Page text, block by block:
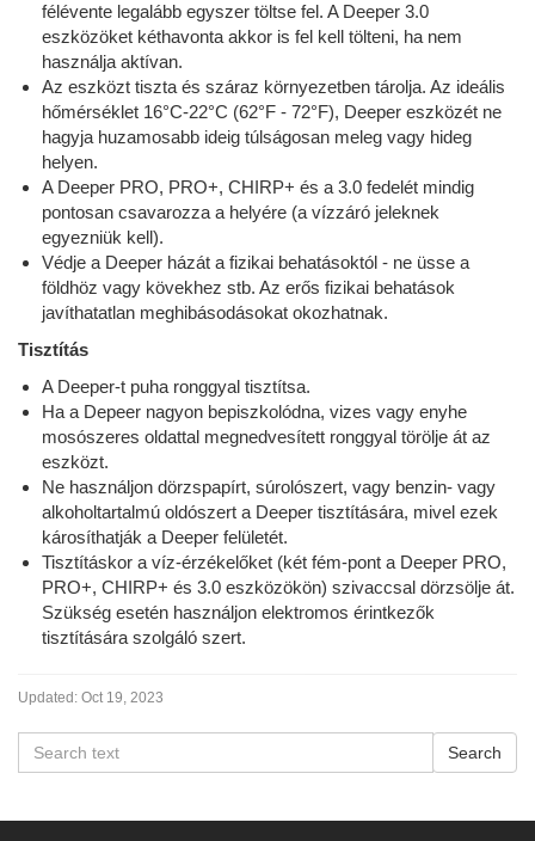
félévente legalább egyszer töltse fel. A Deeper 3.0
eszközöket kéthavonta akkor is fel kell tölteni, ha nem
használja aktívan.
Az eszközt tiszta és száraz környezetben tárolja. Az ideális
hőmérséklet 16°C-22°C (62°F - 72°F), Deeper eszközét ne
hagyja huzamosabb ideig túlságosan meleg vagy hideg
helyen.
A Deeper PRO, PRO+, CHIRP+ és a 3.0 fedelét mindig
pontosan csavarozza a helyére (a vízzáró jeleknek
egyezniük kell).
Védje a Deeper házát a fizikai behatásoktól - ne üsse a
földhöz vagy kövekhez stb. Az erős fizikai behatások
javíthatatlan meghibásodásokat okozhatnak.
Tisztítás
A Deeper-t puha ronggyal tisztítsa.
Ha a Depeer nagyon bepiszkolódna, vizes vagy enyhe
mosószeres oldattal megnedvesített ronggyal törölje át az
eszközt.
Ne használjon dörzspapírt, súrolószert, vagy benzin- vagy
alkoholtartalmú oldószert a Deeper tisztítására, mivel ezek
károsíthatják a Deeper felületét.
Tisztításkor a víz-érzékelőket (két fém-pont a Deeper PRO,
PRO+, CHIRP+ és 3.0 eszközökön) szivaccsal dörzsölje át.
Szükség esetén használjon elektromos érintkezők
tisztítására szolgáló szert.
Updated: Oct 19, 2023